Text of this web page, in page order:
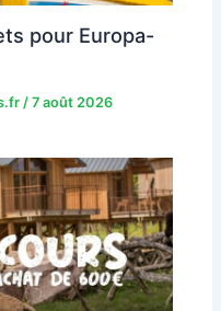
pour Europa-
/7 août 2026